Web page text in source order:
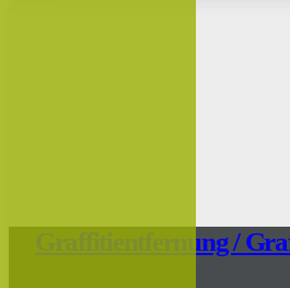
Graffitientfernung /